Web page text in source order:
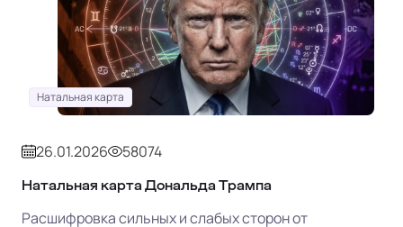
Натальная карта
26.01.2026 58074
Натальная карта Дональда Трампа
Расшифровка сильных и слабых сторон от